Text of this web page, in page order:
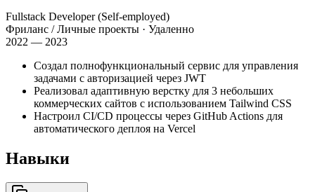
Fullstack Developer (Self-employed)
Фриланс / Личные проекты · Удаленно
2022 — 2023
Создал полнофункциональный сервис для управления
задачами с авторизацией через JWT
Реализовал адаптивную верстку для 3 небольших
коммерческих сайтов с использованием Tailwind CSS
Настроил CI/CD процессы через GitHub Actions для
автоматического деплоя на Vercel
Навыки